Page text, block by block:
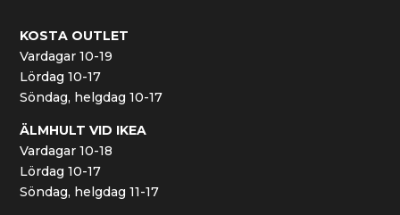
KOSTA OUTLET
Vardagar 10-19
Lördag 10-17
Söndag, helgdag 10-17
ÄLMHULT VID IKEA
Vardagar 10-18
Lördag 10-17
Söndag, helgdag 11-17